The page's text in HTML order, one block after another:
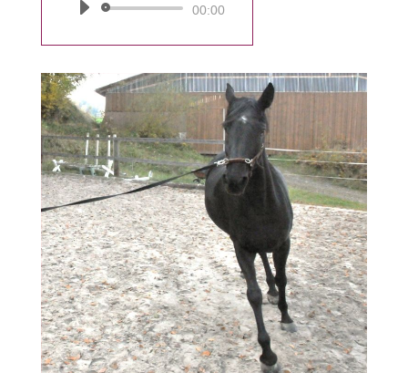
Audio-
00:00